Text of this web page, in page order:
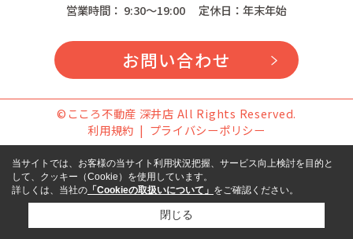
営業時間： 9:30～19:00 定休日：年末年始
お問い合わせ
©こころ不動産 深井店 All Rights Reserved.
利用規約
プライバシーポリシー
当サイトでは、お客様の当サイト利用状況把握、サービス向上検討を目的と
して、クッキー（Cookie）を使用しています。
詳しくは、当社の 「Cookieの取扱いについて」 をご確認ください。
閉じる